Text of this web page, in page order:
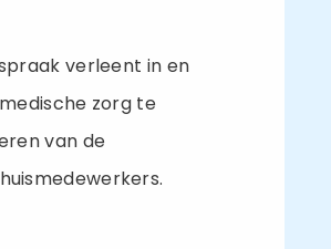
verleent in en
zorg te
van de